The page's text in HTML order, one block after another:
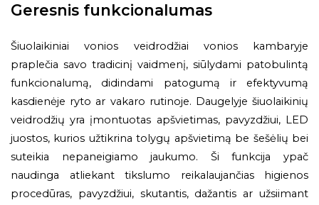
Geresnis funkcionalumas
Šiuolaikiniai vonios veidrodžiai vonios kambaryje
praplečia savo tradicinį vaidmenį, siūlydami patobulintą
funkcionalumą, didindami patogumą ir efektyvumą
kasdienėje ryto ar vakaro rutinoje. Daugelyje šiuolaikinių
veidrodžių yra įmontuotas apšvietimas, pavyzdžiui, LED
juostos, kurios užtikrina tolygų apšvietimą be šešėlių bei
suteikia nepaneigiamo jaukumo. Ši funkcija ypač
naudinga atliekant tikslumo reikalaujančias higienos
procedūras, pavyzdžiui, skutantis, dažantis ar užsiimant